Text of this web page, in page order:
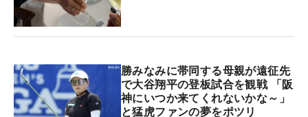
勝みなみに帯同する母親が遠征先
で大谷翔平の登板試合を観戦 「阪
神にいつか来てくれないかな～」
と猛虎ファンの夢をポツリ